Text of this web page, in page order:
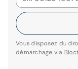
Vous disposez du
démarchage via